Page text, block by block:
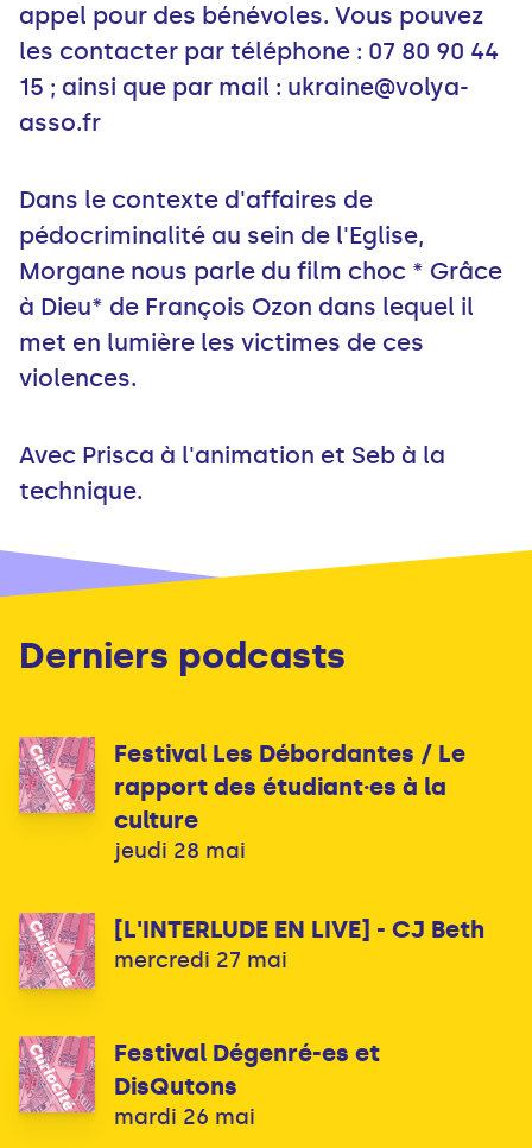
appel pour des bénévoles. Vous pouvez
les contacter par téléphone : 07 80 90 44
15 ; ainsi que par mail : ukraine@volya-
asso.fr
Dans le contexte d'affaires de
pédocriminalité au sein de l'Eglise,
Morgane nous parle du film choc * Grâce
à Dieu* de François Ozon dans lequel il
met en lumière les victimes de ces
violences.
Avec Prisca à l'animation et Seb à la
technique.
Derniers podcasts
Festival Les Débordantes / Le
rapport des étudiant·es à la
culture
jeudi 28 mai
[L'INTERLUDE EN LIVE] - CJ Beth
mercredi 27 mai
Festival Dégenré-es et
DisQutons
mardi 26 mai